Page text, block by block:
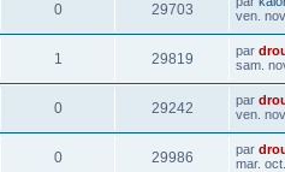
0 29703
ven.
1 29819 par
sam.
0 29242 par
ven.
0 29986 par
mar.